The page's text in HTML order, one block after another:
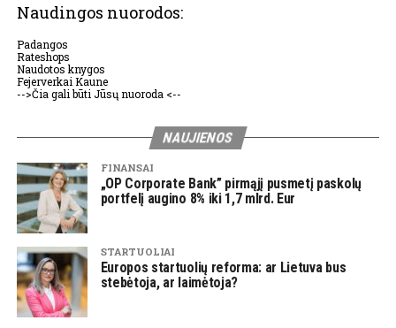
Naudingos nuorodos:
Padangos
Rateshops
Naudotos knygos
Fejerverkai Kaune
-->Čia gali būti Jūsų nuoroda <--
NAUJIENOS
FINANSAI
„OP Corporate Bank” pirmąjį pusmetį paskolų
portfelį augino 8% iki 1,7 mlrd. Eur
STARTUOLIAI
Europos startuolių reforma: ar Lietuva bus
stebėtoja, ar laimėtoja?